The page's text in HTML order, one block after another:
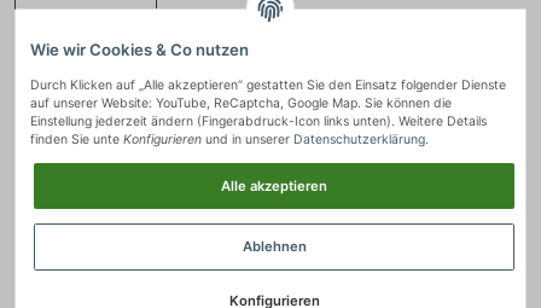
Zahlung & Versand
Wie wir Cookies & Co nutzen
Durch Klicken auf „Alle akzeptieren“ gestatten Sie den Einsatz folgender Dienste
auf unserer Website: YouTube, ReCaptcha, Google Map. Sie können die
Einstellung jederzeit ändern (Fingerabdruck-Icon links unten). Weitere Details
finden Sie unte Konfigurieren und in unserer Datenschutzerklärung.
Alle akzeptieren
Ablehnen
Konfigurieren